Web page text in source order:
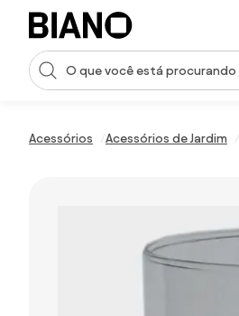
Saltar para o conteúdo
Entrada de pesquisa
Acessórios Acessórios de Jardim